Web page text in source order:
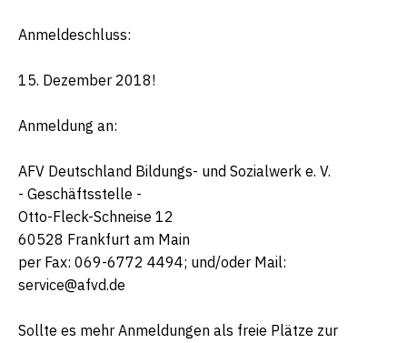
Anmeldeschluss:
15. Dezember 2018!
Anmeldung an:
AFV Deutschland Bildungs- und Sozialwerk e. V.
- Geschäftsstelle -
Otto-Fleck-Schneise 12
60528 Frankfurt am Main
per Fax: 069-6772 4494; und/oder Mail:
service@afvd.de
Sollte es mehr Anmeldungen als freie Plätze zur